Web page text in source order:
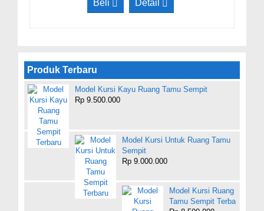
Beli Detail
Produk Terbaru
Model Kursi Kayu Ruang Tamu Sempit
Rp 9.500.000
Model Kursi Untuk Ruang Tamu
Sempit
Rp 9.000.000
Model Kursi Ruang
Tamu Sempit Terba